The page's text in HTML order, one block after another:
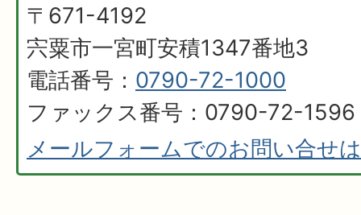
〒671-4192
宍粟市一宮町安積1347番地3
電話番号： 0790-72-1000
ファックス番号：0790-72-1596
メールフォームでのお問い合せ